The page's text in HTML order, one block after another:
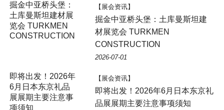
【展会资讯】
掘金中亚桥头堡：土库曼斯坦建
材展览会 TURKMEN
CONSTRUCTION
2026-07-01
【展会资讯】
即将出发！2026年6月日本东京礼
品展展期主要注意事项须知